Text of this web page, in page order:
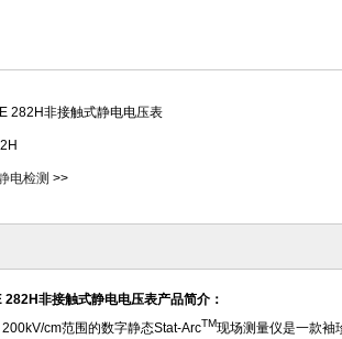
282H非接触式静电电压表
电检测 >>
282H非接触式静电电压表产品简介：
200kV/cm范围的数字静态Stat-ArcTM现场测量仪是一款袖